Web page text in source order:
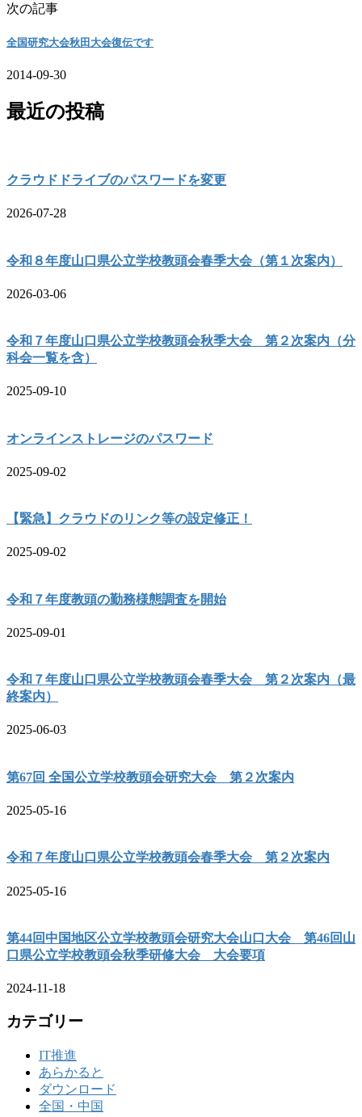
次の記事
全国研究大会秋田大会復伝です
2014-09-30
最近の投稿
クラウドドライブのパスワードを変更
2026-07-28
令和８年度山口県公立学校教頭会春季大会（第１次案内）
2026-03-06
令和７年度山口県公立学校教頭会秋季大会 第２次案内（分
科会一覧を含）
2025-09-10
オンラインストレージのパスワード
2025-09-02
【緊急】クラウドのリンク等の設定修正！
2025-09-02
令和７年度教頭の勤務様態調査を開始
2025-09-01
令和７年度山口県公立学校教頭会春季大会 第２次案内（最
終案内）
2025-06-03
第67回 全国公立学校教頭会研究大会 第２次案内
2025-05-16
令和７年度山口県公立学校教頭会春季大会 第２次案内
2025-05-16
第44回中国地区公立学校教頭会研究大会山口大会 第46回山
口県公立学校教頭会秋季研修大会 大会要項
2024-11-18
カテゴリー
IT推進
あらかると
ダウンロード
全国・中国